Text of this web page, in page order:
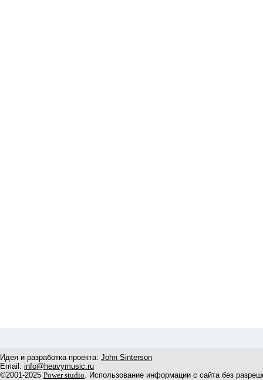
Идея и разработка проекта: John Sinterson
Email: info@heavymusic.ru
©2001-2025 Power studio. Использование информации с сайта без